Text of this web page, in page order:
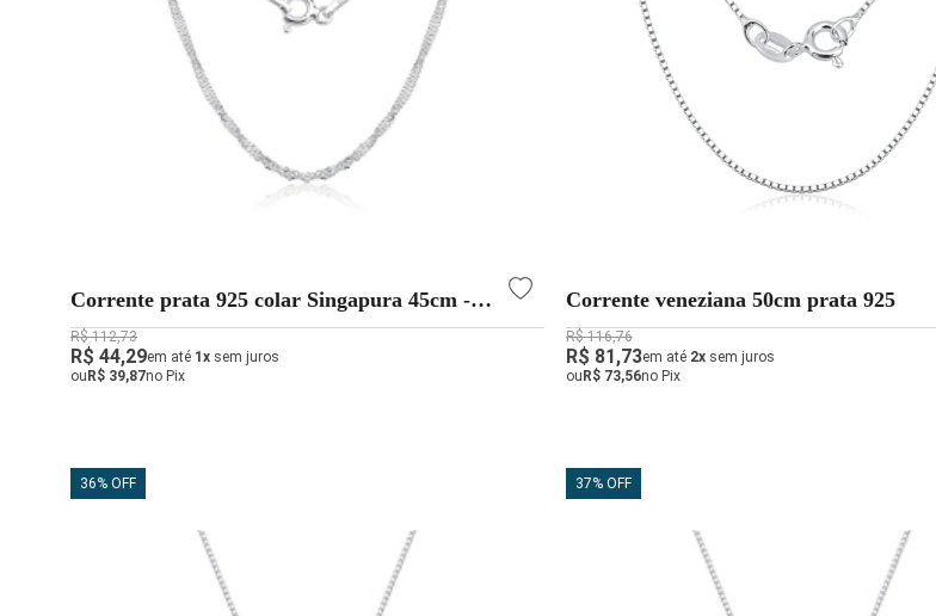
Corrente prata 925 colar Singapura 45cm -
Prata legitima 925
R$ 112,73
R$ 44,29em até 1x sem juros
ou R$ 39,87no Pix
Corrente veneziana 50cm prata 925
R$ 116,76
R$ 81,73em até 2xsem juros
ou R$ 73,56no Pix
36% OFF 37% OFF